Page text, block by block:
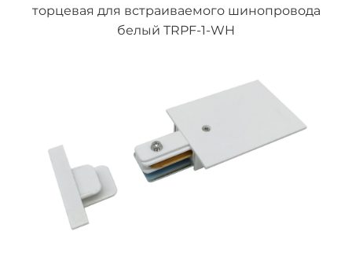
торцевая для встраиваемого шинопровода
белый TRPF-1-WH